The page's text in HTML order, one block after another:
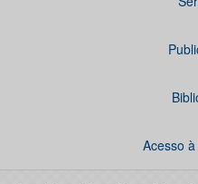
Acesso